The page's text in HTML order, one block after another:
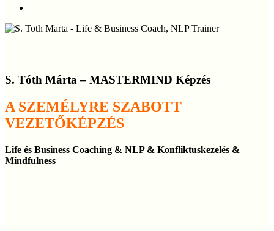
S. Tóth Márta – MASTERMIND Képzés
A SZEMÉLYRE SZABOTT
VEZETŐKÉPZÉS
Life és Business Coaching & NLP & Konfliktuskezelés &
Mindfulness